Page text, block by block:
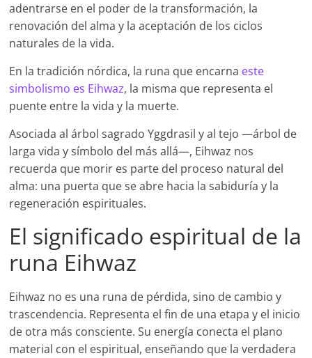
adentrarse en el poder de la transformación, la
renovación del alma y la aceptación de los ciclos
naturales de la vida.
En la tradición nórdica, la runa que encarna este
simbolismo es Eihwaz, la misma que representa el
puente entre la vida y la muerte.
Asociada al árbol sagrado Yggdrasil y al tejo —árbol de
larga vida y símbolo del más allá—, Eihwaz nos
recuerda que morir es parte del proceso natural del
alma: una puerta que se abre hacia la sabiduría y la
regeneración espirituales.
El significado espiritual de la
runa Eihwaz
Eihwaz no es una runa de pérdida, sino de cambio y
trascendencia. Representa el fin de una etapa y el inicio
de otra más consciente. Su energía conecta el plano
material con el espiritual, enseñando que la verdadera